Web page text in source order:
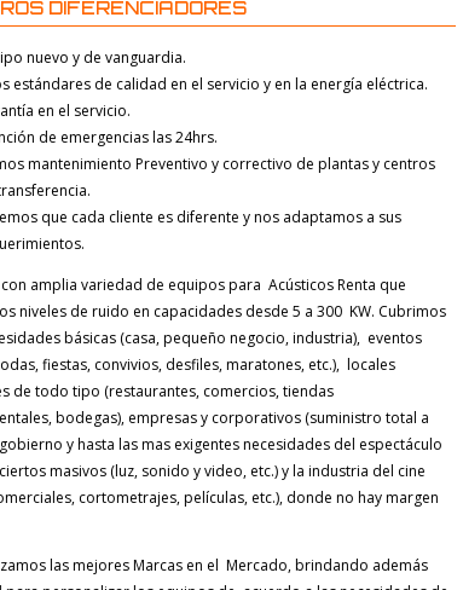
DIFERENCIADORES
nuevo y de vanguardia.
estándares de calidad en el servicio y en la energía eléctrica.
en el servicio.
de emergencias las 24hrs.
mantenimiento Preventivo y correctivo de plantas y centros
que cada cliente es diferente y nos adaptamos a sus
amplia variedad de equipos para Acústicos Renta que
niveles de ruido en capacidades desde 5 a 300 KW. Cubrimos
básicas (casa, pequeño negocio, industria), eventos
fiestas, convivios, desfiles, maratones, etc.), locales
de todo tipo (restaurantes, comercios, tiendas
bodegas), empresas y corporativos (suministro total a
y hasta las mas exigentes necesidades del espectáculo
masivos (luz, sonido y video, etc.) y la industria del cine
cortometrajes, películas, etc.), donde no hay margen
las mejores Marcas en el Mercado, brindando además